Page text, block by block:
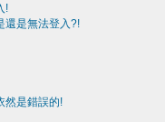
!
還是無法登入?!
然是錯誤的!